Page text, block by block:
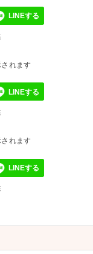
LINEする
れます
LINEする
れます
LINEする